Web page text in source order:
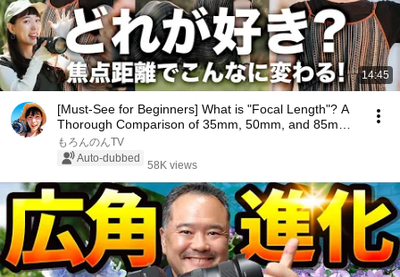
14:45
[Must-See for Beginners] What is "Focal Length"? A
Thorough Comparison of 35mm, 50mm, and 85mm
Pr...
もろんのんTV
Auto-dubbed
58K views